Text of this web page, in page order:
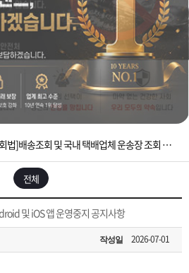
입금확인이 안되는 상황을 대비해 꼭 입금후 고객센터 연락바랍니다.
연휴 배송 및 휴무 안내
[운송장번호 조회법]배송조회 및 국내 택배업체 운송장 조회 하는법
폰 고객 앱설치 가능합니다.
안내] 집 밖에 주소로 택배 받기
입금확인이 안되는 상황을 대비해 꼭 입금후 고객센터 연락바랍니다.
전체
및 iOS 앱 운영중지 공지사항
작성일 2026-07-01